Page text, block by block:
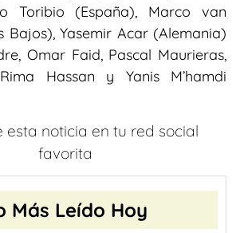
Toribio (España), Marco van
Bajos), Yasemir Acar (Alemania)
Omar Faid, Pascal Maurieras,
Hassan y Yanis M’hamdi
esta noticia en tu red social
favorita
Más Leído Hoy